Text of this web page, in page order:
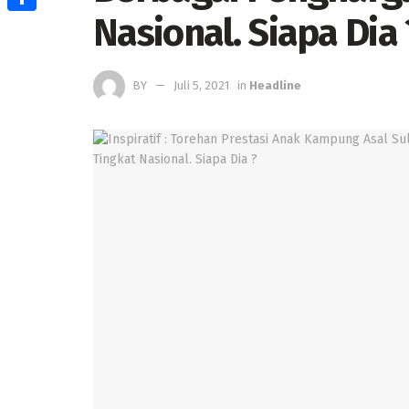
Nasional. Siapa Dia
BY Juli 5, 2021 in Headline